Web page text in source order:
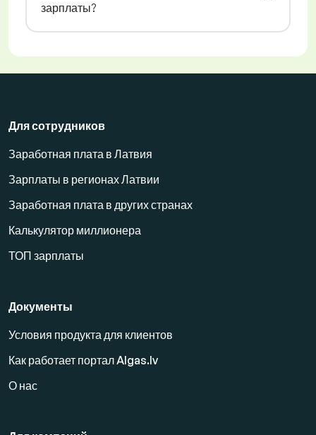
зарплаты?
Для сотрудников
Заработная плата в Латвия
Зарплаты в регионах Латвии
Заработная плата в других странах
Калькулятор миллионера
ТОП зарплаты
Документы
Условия продукта для клиентов
Как работает портал Algas.lv
О нас